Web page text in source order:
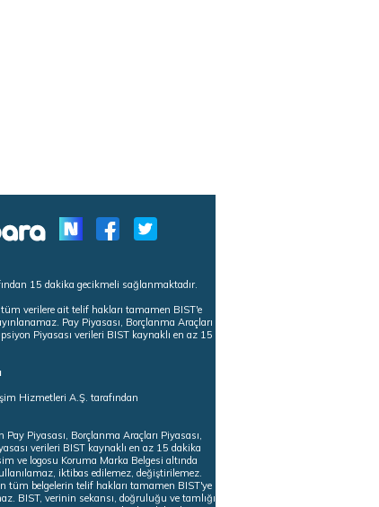
15 dakika gecikmeli sağlanmaktadır.
verilere ait telif hakları tamamen BIST'e
Pay Piyasası, Borçlanma Araçları
Piyasası verileri BIST kaynaklı en az 15
Hizmetleri A.Ş. tarafından
Piyasası, Borçlanma Araçları Piyasası,
verileri BIST kaynaklı en az 15 dakika
ve logosu Koruma Marka Belgesi altında
iktibas edilemez, değiştirilemez.
tüm belgelerin telif hakları tamamen BIST'ye
BIST, verinin sekansı, doğruluğu ve tamlığı